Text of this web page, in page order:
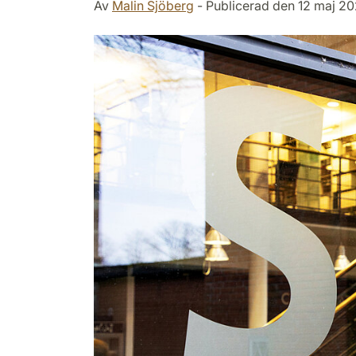
Av Malin Sjöberg - Publicerad den 12 maj